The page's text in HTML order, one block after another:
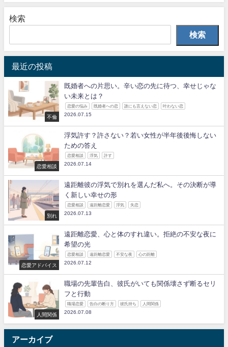
検索
検索
最近の投稿
不倫
既婚者への片思い。辛い恋の先に待つ、幸せじゃな
い未来とは？
恋愛の悩み 既婚者への恋 誰にも言えない恋 叶わない恋
2026.07.15
恋愛相談
浮気許す？許さない？若い女性が半年後後悔しない
ための答え
恋愛相談 浮気 許す
2026.07.14
別れ
遠距離彼の浮気で別れを選んだ私へ。その決断が導
く新しい幸せの形
恋愛相談 遠距離恋愛 浮気 失恋
2026.07.13
恋愛アドバイス
遠距離恋愛、心と体のすれ違い。拒絶の不安な夜に
希望の光
恋愛相談 遠距離恋愛 不安な夜 心の距離
2026.07.12
人間関係
職場の先輩告白、彼氏がいても関係壊さず断るセリ
フと行動
職場恋愛 告白の断り方 彼氏持ち 人間関係
2026.07.08
アーカイブ